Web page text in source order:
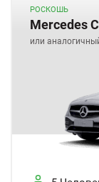
РОСКОШЬ
Mercedes C
или